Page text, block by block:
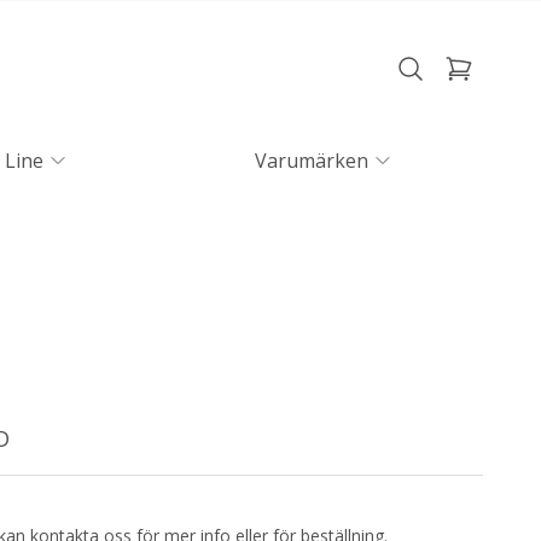
Line Varumärken
kontakta oss för mer info eller för beställning.